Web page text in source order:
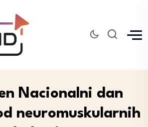
Nacionalni dan
neuromuskularnih